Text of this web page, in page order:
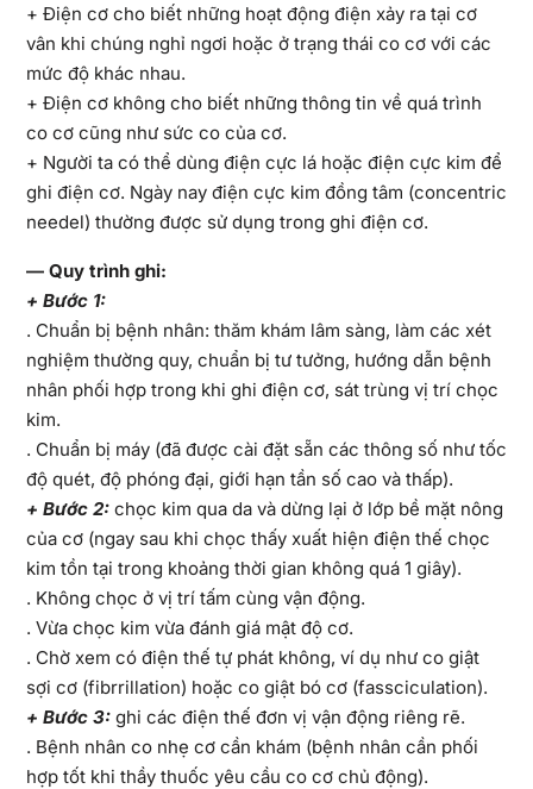
+ Điện cơ cho biết những hoạt động điện xảy ra tại cơ
vân khi chúng nghỉ ngơi hoặc ở trạng thái co cơ với các
mức độ khác nhau.
+ Điện cơ không cho biết những thông tin về quá trình
co cơ cũng như sức co của cơ.
+ Người ta có thể dùng điện cực lá hoặc điện cực kim để
ghi điện cơ. Ngày nay điện cực kim đồng tâm (concentric
needel) thường được sử dụng trong ghi điện cơ.
— Quy trình ghi:
+ Bước 1:
. Chuẩn bị bệnh nhân: thăm khám lâm sàng, làm các xét
nghiệm thường quy, chuẩn bị tư tưởng, hướng dẫn bệnh
nhân phối hợp trong khi ghi điện cơ, sát trùng vị trí chọc
kim.
. Chuẩn bị máy (đã được cài đặt sẵn các thông số như tốc
độ quét, độ phóng đại, giới hạn tần số cao và thấp).
+ Bước 2: chọc kim qua da và dừng lại ở lớp bề mặt nông
của cơ (ngay sau khi chọc thấy xuất hiện điện thế chọc
kim tồn tại trong khoảng thời gian không quá 1 giây).
. Không chọc ở vị trí tấm cùng vận động.
. Vừa chọc kim vừa đánh giá mật độ cơ.
. Chờ xem có điện thế tự phát không, ví dụ như co giật
sợi cơ (fibrrillation) hoặc co giật bó cơ (fassciculation).
+ Bước 3:ghi các điện thế đơn vị vận động riêng rẽ.
. Bệnh nhân co nhẹ cơ cần khám (bệnh nhân cần phối
hợp tốt khi thầy thuốc yêu cầu co cơ chủ động).